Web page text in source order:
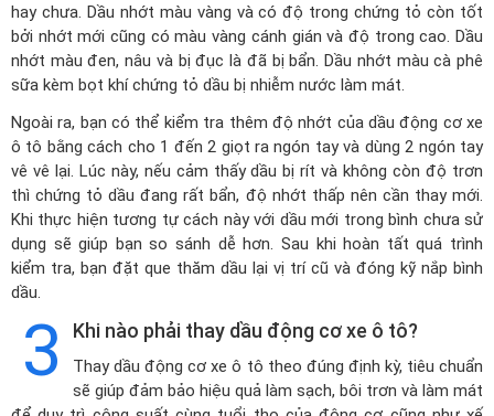
hay chưa. Dầu nhớt màu vàng và có độ trong chứng tỏ còn tốt
bởi nhớt mới cũng có màu vàng cánh gián và độ trong cao. Dầu
nhớt màu đen, nâu và bị đục là đã bị bẩn. Dầu nhớt màu cà phê
sữa kèm bọt khí chứng tỏ dầu bị nhiễm nước làm mát.
Ngoài ra, bạn có thể kiểm tra thêm độ nhớt của dầu động cơ xe
ô tô bằng cách cho 1 đến 2 giọt ra ngón tay và dùng 2 ngón tay
vê vê lại. Lúc này, nếu cảm thấy dầu bị rít và không còn độ trơn
thì chứng tỏ dầu đang rất bẩn, độ nhớt thấp nên cần thay mới.
Khi thực hiện tương tự cách này với dầu mới trong bình chưa sử
dụng sẽ giúp bạn so sánh dễ hơn. Sau khi hoàn tất quá trình
kiểm tra, bạn đặt que thăm dầu lại vị trí cũ và đóng kỹ nắp bình
dầu.
3 Khi nào phải thay dầu động cơ xe ô tô?
Thay dầu động cơ xe ô tô theo đúng định kỳ, tiêu chuẩn
sẽ giúp đảm bảo hiệu quả làm sạch, bôi trơn và làm mát